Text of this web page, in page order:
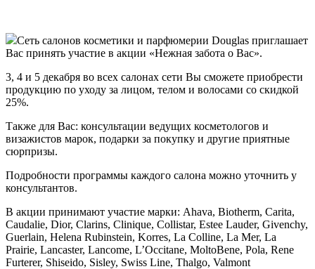
Сеть салонов косметики и парфюмерии Douglas приглашает
Вас принять участие в акции «Нежная забота о Вас».
3, 4 и 5 декабря во всех салонах сети Вы сможете приобрести
продукцию по уходу за лицом, телом и волосами со скидкой
25%.
Также для Вас: консультации ведущих косметологов и
визажистов марок, подарки за покупку и другие приятные
сюрпризы.
Подробности программы каждого салона можно уточнить у
консультантов.
В акции принимают участие марки: Ahava, Biotherm, Carita,
Caudalie, Dior, Clarins, Clinique, Collistar, Estee Lauder, Givenchy,
Guerlain, Helena Rubinstein, Korres, La Colline, La Mer, La
Prairie, Lancaster, Lancome, L’Occitane, MoltoBene, Pola, Rene
Furterer, Shiseido, Sisley, Swiss Line, Thalgo, Valmont